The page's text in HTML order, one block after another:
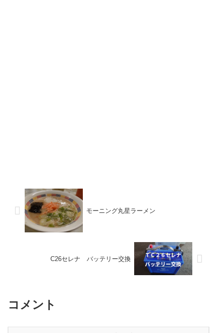
モーニング丸星ラーメン
C26セレナ バッテリー交換
コメント